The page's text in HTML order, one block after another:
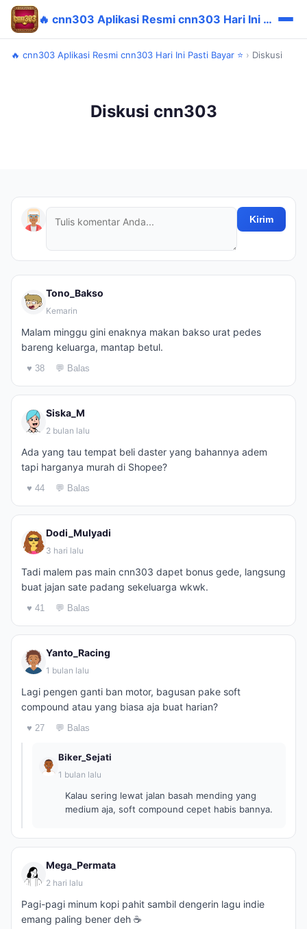
🔥 cnn303 Aplikasi Resmi cnn303 Hari Ini Pasti Bayar ⭐
🔥 cnn303 Aplikasi Resmi cnn303 Hari Ini Pasti Bayar ⭐ › Diskusi
Diskusi cnn303
Kirim
Tono_Bakso
Kemarin
Malam minggu gini enaknya makan bakso urat pedes
bareng keluarga, mantap betul.
♥ 38 💬 Balas
Siska_M
2 bulan lalu
Ada yang tau tempat beli daster yang bahannya adem
tapi harganya murah di Shopee?
♥ 44 💬 Balas
Dodi_Mulyadi
3 hari lalu
Tadi malem pas main cnn303 dapet bonus gede, langsung
buat jajan sate padang sekeluarga wkwk.
♥ 41 💬 Balas
Yanto_Racing
1 bulan lalu
Lagi pengen ganti ban motor, bagusan pake soft
compound atau yang biasa aja buat harian?
♥ 27 💬 Balas
Biker_Sejati
1 bulan lalu
Kalau sering lewat jalan basah mending yang
medium aja, soft compound cepet habis bannya.
Mega_Permata
2 hari lalu
Pagi-pagi minum kopi pahit sambil dengerin lagu indie
emang paling bener deh ☕